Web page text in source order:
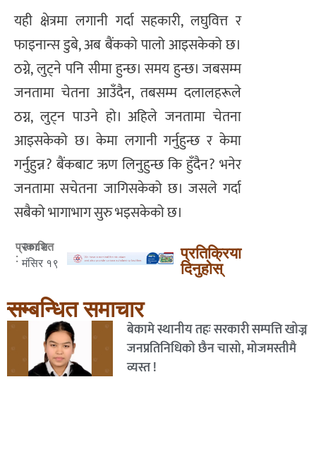
यही क्षेत्रमा लगानी गर्दा सहकारी, लघुवित्त र
फाइनान्स डुबे, अब बैंकको पालो आइसकेको छ।
ठग्ने, लुट्ने पनि सीमा हुन्छ। समय हुन्छ। जबसम्म
जनतामा चेतना आउँदैन, तबसम्म दलालहरूले
ठग्न, लुट्न पाउने हो। अहिले जनतामा चेतना
आइसकेको छ। केमा लगानी गर्नुहुन्छ र केमा
गर्नुहुन्न? बैंकबाट ऋण लिनुहुन्छ कि हुँदैन? भनेर
जनतामा सचेतना जागिसकेको छ। जसले गर्दा
सबैको भागाभाग सुरु भइसकेको छ।
प्रकाशित
:
२०८२
मंसिर १९
प्रतिक्रिया
दिनुहोस्
सम्बन्धित समाचार
बेकामे स्थानीय तहः सरकारी सम्पत्ति खोज्न
जनप्रतिनिधिको छैन चासो, मोजमस्तीमै
व्यस्त !